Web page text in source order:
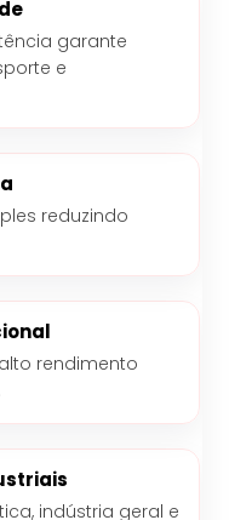
garante
e
reduzindo
rendimento
indústria geral e